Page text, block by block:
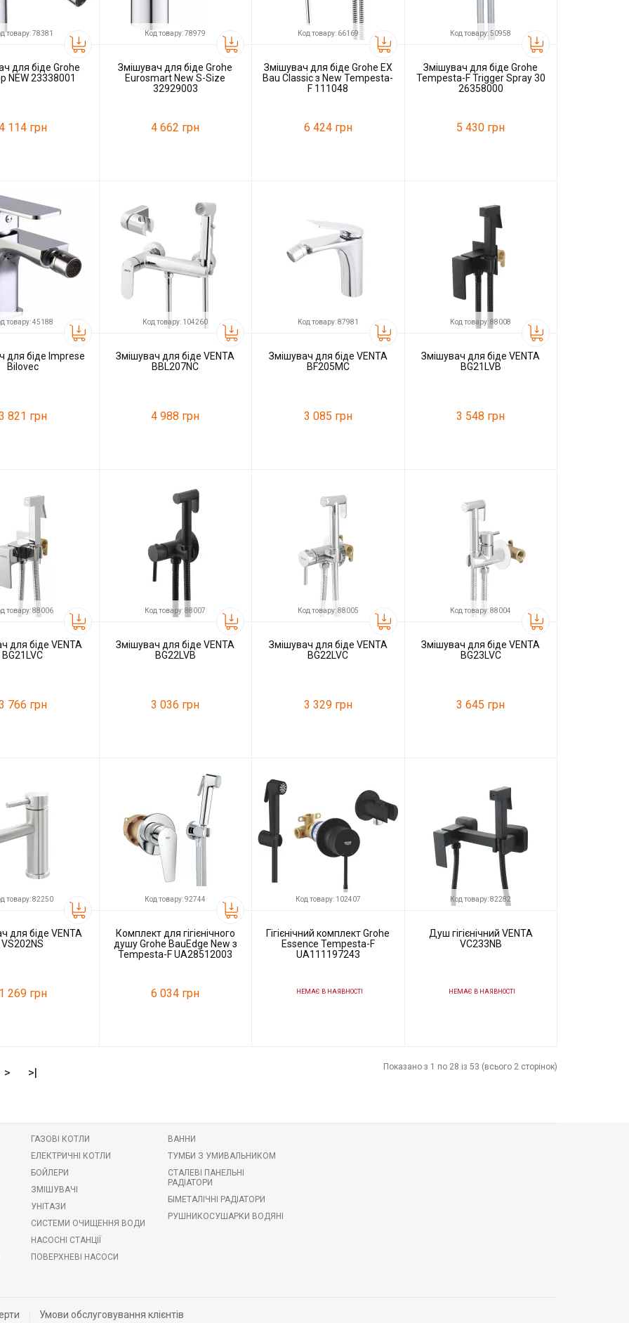
товару: 78381
для біде Grohe
NEW 23338001
114 грн
Код товару: 78979
Змішувач для біде Grohe
Eurosmart New S-Size
32929003
4 662 грн
Код товару: 66169
Змішувач для біде Grohe EX
Bau Classic з New Tempesta-
F 111048
6 424 грн
Код товару: 50958
Змішувач для біде Grohe
Tempesta-F Trigger Spray 30
26358000
5 430 грн
товару: 45188
для біде Imprese
Bilovec
821 грн
Код товару: 104260
Змішувач для біде VENTA
BBL207NC
4 988 грн
Код товару: 87981
Змішувач для біде VENTA
BF205MC
3 085 грн
Код товару: 88008
Змішувач для біде VENTA
BG21LVB
3 548 грн
товару: 88006
для біде VENTA
BG21LVC
766 грн
Код товару: 88007
Змішувач для біде VENTA
BG22LVB
3 036 грн
Код товару: 88005
Змішувач для біде VENTA
BG22LVC
3 329 грн
Код товару: 88004
Змішувач для біде VENTA
BG23LVC
3 645 грн
товару: 82250
для біде VENTA
VS202NS
1 269 грн
Код товару: 92744
Комплект для гігієнічного
душу Grohe BauEdge New з
Tempesta-F UA28512003
6 034 грн
Код товару: 102407
Гігієнічний комплект Grohe
Essence Tempesta-F
UA111197243
НЕМАЄ В НАЯВНОСТІ
Код товару: 82282
Душ гігієнічний VENTA
VC233NB
НЕМАЄ В НАЯВНОСТІ
> >| Показано з 1 по 28 із 53 (всього 2 сторінок)
ГАЗОВІ КОТЛИ
ЕЛЕКТРИЧНІ КОТЛИ
БОЙЛЕРИ
ЗМІШУВАЧІ
УНІТАЗИ
СИСТЕМИ ОЧИЩЕННЯ ВОДИ
НАСОСНІ СТАНЦІЇ
ПОВЕРХНЕВІ НАСОСИ
ВАННИ
ТУМБИ З УМИВАЛЬНИКОМ
СТАЛЕВІ ПАНЕЛЬНІ
РАДІАТОРИ
БІМЕТАЛІЧНІ РАДІАТОРИ
РУШНИКОСУШАРКИ ВОДЯНІ
Умови обслуговування клієнтів